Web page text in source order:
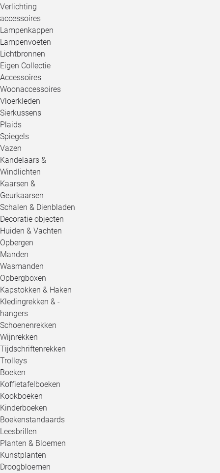
Verlichting
accessoires
Lampenkappen
Lampenvoeten
Lichtbronnen
Eigen Collectie
Accessoires
Woonaccessoires
Vloerkleden
Sierkussens
Plaids
Spiegels
Vazen
Kandelaars &
Windlichten
Kaarsen &
Geurkaarsen
Schalen & Dienbladen
Decoratie objecten
Huiden & Vachten
Opbergen
Manden
Wasmanden
Opbergboxen
Kapstokken & Haken
Kledingrekken & -
hangers
Schoenenrekken
Wijnrekken
Tijdschriftenrekken
Trolleys
Boeken
Koffietafelboeken
Kookboeken
Kinderboeken
Boekenstandaards
Leesbrillen
Planten & Bloemen
Kunstplanten
Droogbloemen